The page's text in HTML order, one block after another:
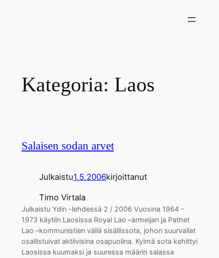
Kategoria: Laos
Salaisen sodan arvet
Julkaistu1.5.2006kirjoittanut
Timo Virtala
Julkaistu Ydin -lehdessä 2 / 2006 Vuosina 1964 –
1973 käytiin Laosissa Royal Lao –armeijan ja Pathet
Lao –kommunistien vällä sisällissota, johon suurvallat
osallistuivat aktiivisina osapuolina. Kylmä sota kehittyi
Laosissa kuumaksi ja suuressa määrin salassa